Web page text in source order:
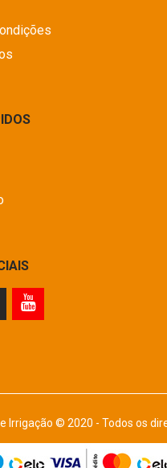
Irrigação © 2020 - Todos os